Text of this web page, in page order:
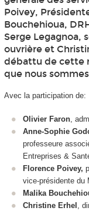
Poivey,
Bouchehioua,
Serge Legagnoa,
ouvrière et
débattu de cette
que nous
Avec la participation de:
Olivier Faron,
Anne-Sophie
professeure
Entreprises &
Florence Poivey,
vice-présidente du
Malika
Christine Erhel ,